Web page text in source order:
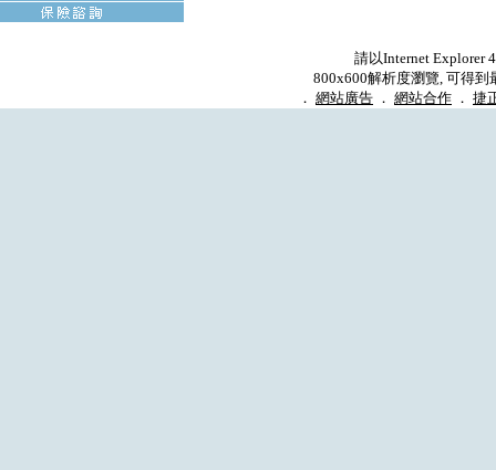
請以Internet Explorer
800x600解析度瀏覽, 可得到
． 網站廣告 ． 網站合作 ． 捷